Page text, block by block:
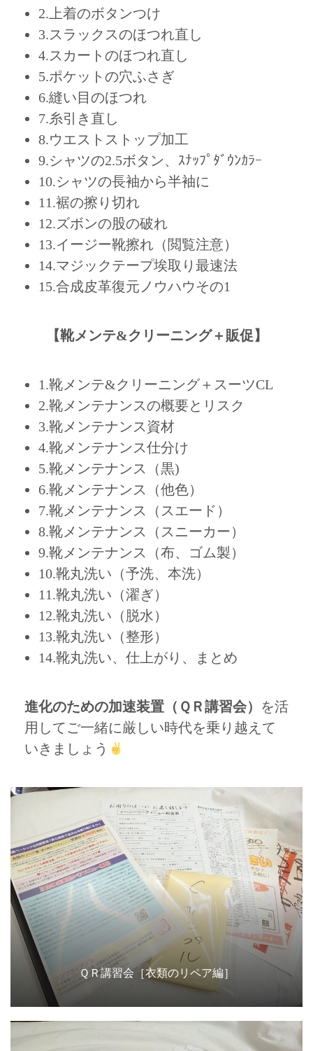
2.上着のボタンつけ
3.スラックスのほつれ直し
4.スカートのほつれ直し
5.ポケットの穴ふさぎ
6.縫い目のほつれ
7.糸引き直し
8.ウエストストップ加工
9.シャツの2.5ボタン、ｽﾅｯﾌﾟﾀﾞｳﾝｶﾗｰ
10.シャツの長袖から半袖に
11.裾の擦り切れ
12.ズボンの股の破れ
13.イージー靴擦れ（閲覧注意）
14.マジックテープ埃取り最速法
15.合成皮革復元ノウハウその1
【靴メンテ&クリーニング＋販促】
1.靴メンテ&クリーニング＋スーツCL
2.靴メンテナンスの概要とリスク
3.靴メンテナンス資材
4.靴メンテナンス仕分け
5.靴メンテナンス（黒)
6.靴メンテナンス（他色）
7.靴メンテナンス（スエード）
8.靴メンテナンス（スニーカー）
9.靴メンテナンス（布、ゴム製）
10.靴丸洗い（予洗、本洗）
11.靴丸洗い（濯ぎ）
12.靴丸洗い（脱水）
13.靴丸洗い（整形）
14.靴丸洗い、仕上がり、まとめ
進化のための加速装置（ＱＲ講習会） を活
用してご一緒に厳しい時代を乗り越えて
いきましょう
ＱＲ講習会［衣類のリペア編］